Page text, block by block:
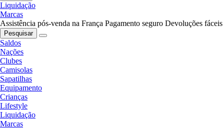
Liquidação
Marcas
Assistência pós-venda na França Pagamento seguro Devoluções fáceis
Pesquisar
Saldos
Nações
Clubes
Camisolas
Sapatilhas
Equipamento
Crianças
Lifestyle
Liquidação
Marcas